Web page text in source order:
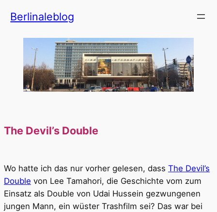
Inhalt
Berlinaleblog
The Devil’s Double
Wo hatte ich das nur vorher gelesen, dass The Devil’s
Double von Lee Tamahori, die Geschichte vom zum
Einsatz als Double von Udai Hussein gezwungenen
jungen Mann, ein wüster Trashfilm sei? Das war bei